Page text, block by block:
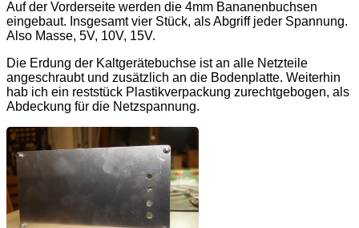
Auf der Vorderseite werden die 4mm Bananenbuchsen
eingebaut. Insgesamt vier Stück, als Abgriff jeder Spannung.
Also Masse, 5V, 10V, 15V.
Die Erdung der Kaltgerätebuchse ist an alle Netzteile
angeschraubt und zusätzlich an die Bodenplatte. Weiterhin
hab ich ein reststück Plastikverpackung zurechtgebogen, als
Abdeckung für die Netzspannung.